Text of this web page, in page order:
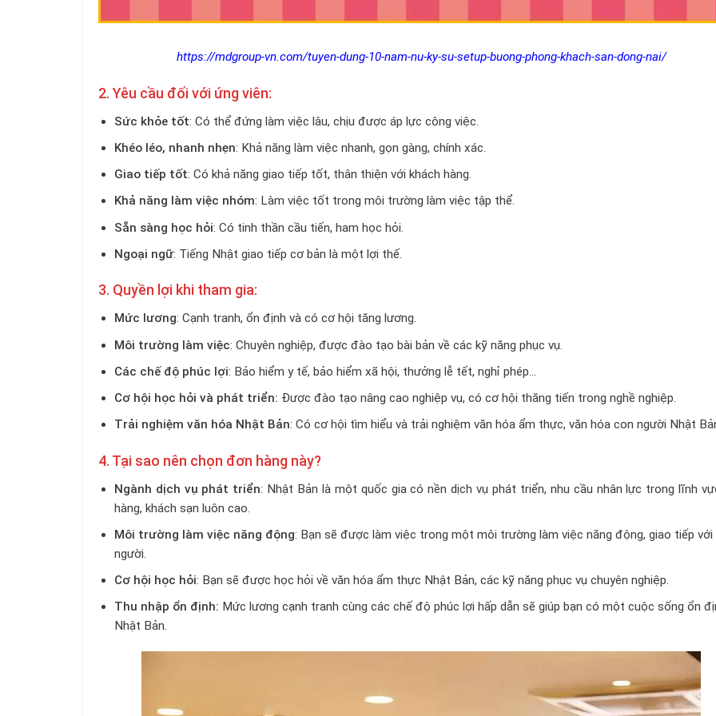
https://mdgroup-vn.com/tuyen-dung-10-nam-nu-ky-su-setup-buong-phong-khach-san-dong-nai/
2. Yêu cầu đối với ứng viên:
Sức khỏe tốt: Có thể đứng làm việc lâu, chịu được áp lực công việc.
Khéo léo, nhanh nhẹn: Khả năng làm việc nhanh, gọn gàng, chính xác.
Giao tiếp tốt: Có khả năng giao tiếp tốt, thân thiện với khách hàng.
Khả năng làm việc nhóm: Làm việc tốt trong môi trường làm việc tập thể.
Sẵn sàng học hỏi: Có tinh thần cầu tiến, ham học hỏi.
Ngoại ngữ: Tiếng Nhật giao tiếp cơ bản là một lợi thế.
3. Quyền lợi khi tham gia:
Mức lương: Cạnh tranh, ổn định và có cơ hội tăng lương.
Môi trường làm việc: Chuyên nghiệp, được đào tạo bài bản về các kỹ năng phục vụ.
Các chế độ phúc lợi: Bảo hiểm y tế, bảo hiểm xã hội, thưởng lễ tết, nghỉ phép…
Cơ hội học hỏi và phát triển: Được đào tạo nâng cao nghiệp vụ, có cơ hội thăng tiến trong nghề nghiệp.
Trải nghiệm văn hóa Nhật Bản: Có cơ hội tìm hiểu và trải nghiệm văn hóa ẩm thực, văn hóa con người Nhật
4. Tại sao nên chọn đơn hàng này?
Ngành dịch vụ phát triển: Nhật Bản là một quốc gia có nền dịch vụ phát triển, nhu cầu nhân lực trong lĩnh
hàng, khách sạn luôn cao.
Môi trường làm việc năng động: Bạn sẽ được làm việc trong một môi trường làm việc năng động, giao tiếp với
người.
Cơ hội học hỏi: Bạn sẽ được học hỏi về văn hóa ẩm thực Nhật Bản, các kỹ năng phục vụ chuyên nghiệp.
Thu nhập ổn định: Mức lương cạnh tranh cùng các chế độ phúc lợi hấp dẫn sẽ giúp bạn có một cuộc sống ổn
Nhật Bản.